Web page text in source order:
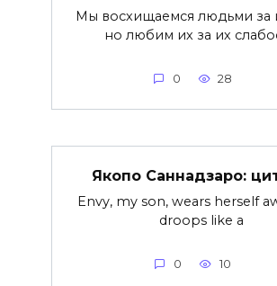
Мы восхищаемся людьми за
но любим их за их
0 28
Якопо Саннадзаро:
Envy, my son, wears herself
droops like a
0 10